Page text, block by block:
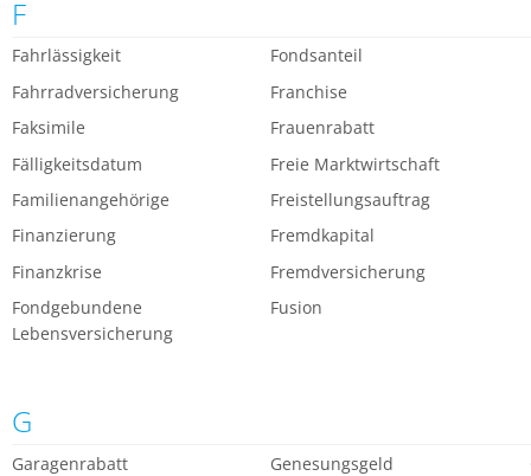
F
Fahrlässigkeit
Fahrradversicherung
Faksimile
Fälligkeitsdatum
Familienangehörige
Finanzierung
Finanzkrise
Fondgebundene
Lebensversicherung
Fondsanteil
Franchise
Frauenrabatt
Freie Marktwirtschaft
Freistellungsauftrag
Fremdkapital
Fremdversicherung
Fusion
G
Garagenrabatt
Genesungsgeld